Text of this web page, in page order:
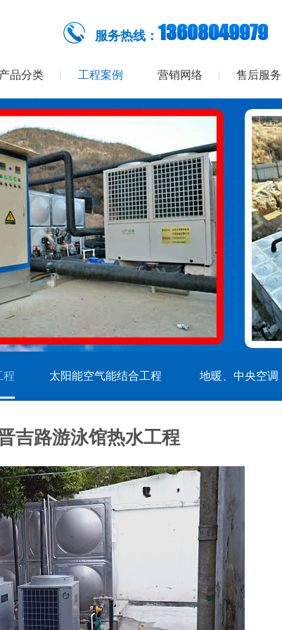
服务热线： 13608049979
产品分类
品分类
工程案例
营销网络
营销网络
售后服务
售后服务
程 太阳能空气能结合工程 地暖、中央空调
吉路游泳馆热水工程